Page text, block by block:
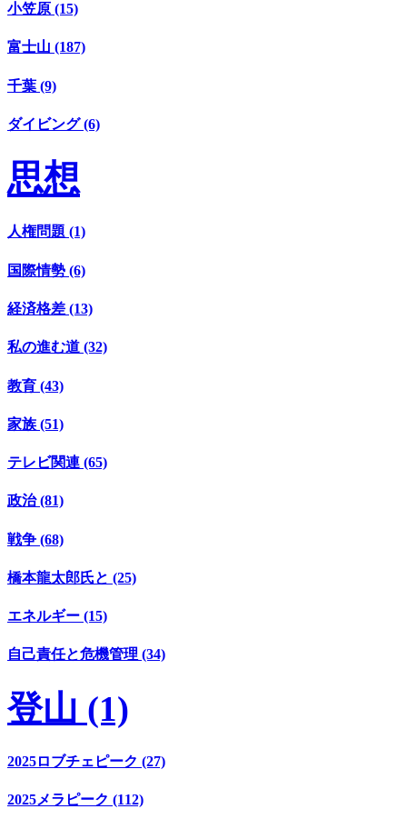
小笠原 (15)
富士山 (187)
千葉 (9)
ダイビング (6)
思想
人権問題 (1)
国際情勢 (6)
経済格差 (13)
私の進む道 (32)
教育 (43)
家族 (51)
テレビ関連 (65)
政治 (81)
戦争 (68)
橋本龍太郎氏と (25)
エネルギー (15)
自己責任と危機管理 (34)
登山 (1)
2025ロブチェピーク (27)
2025メラピーク (112)